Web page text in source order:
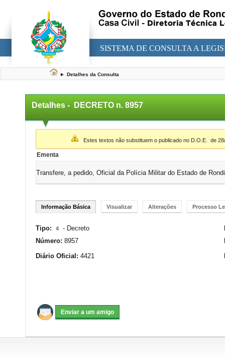
SISTEMA DE CONSULTA A
► Detalhes da Consulta
Detalhes - DECRETO n. 8957
▼
Estes textos não substituem o publicado no D.O.E. de
Ementa
Transfere, a pedido, Oficial da Polícia Militar do Estado de
Informação Básica Visualizar Alterações Processo
Tipo: 4 - Decreto
Número: 8957
Diário Oficial: 4421